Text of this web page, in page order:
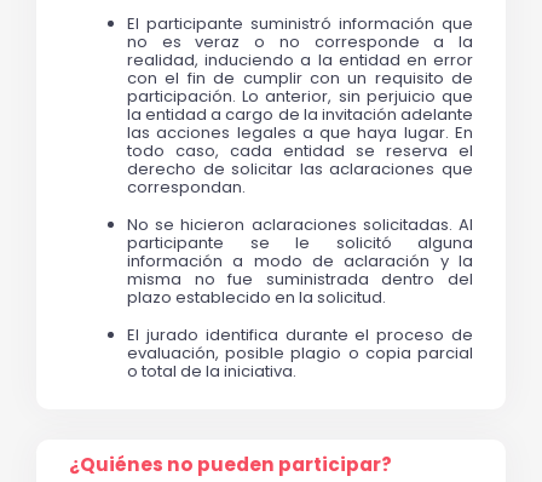
El participante suministró información que
no es veraz o no corresponde a la
realidad, induciendo a la entidad en error
con el fin de cumplir con un requisito de
participación. Lo anterior, sin perjuicio que
la entidad a cargo de la invitación adelante
las acciones legales a que haya lugar. En
todo caso, cada entidad se reserva el
derecho de solicitar las aclaraciones que
correspondan.
No se hicieron aclaraciones solicitadas. Al
participante se le solicitó alguna
información a modo de aclaración y la
misma no fue suministrada dentro del
plazo establecido en la solicitud.
El jurado identifica durante el proceso de
evaluación, posible plagio o copia parcial
o total de la iniciativa.
¿Quiénes no pueden participar?